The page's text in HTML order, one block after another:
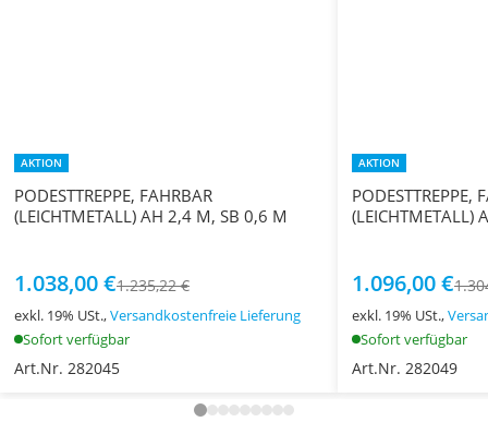
AKTION
PODESTTREPPE, FAHRBAR
(LEICHTMETALL) AH 2,4 M, SB 0,6 M
1.038,00 €1.235,22 €
exkl. 19% USt.,Versandkostenfreie Lieferung
Sofort verfügbar
Art.Nr. 282045
AKTION
PODESTTREPPE,
(LEICHTMETALL)
1.096,00 €
exkl. 19% USt.,
Sofort verfügbar
Art.Nr. 282049